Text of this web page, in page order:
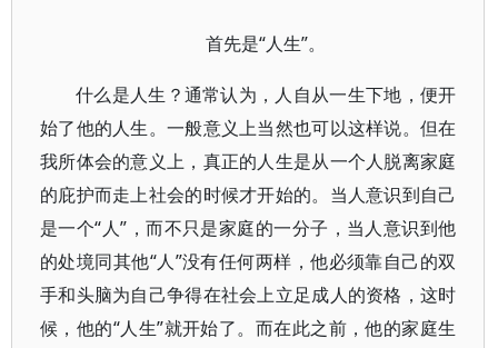
首先是“人生”。
什么是人生？通常认为，人自从一生下地，便开
始了他的人生。一般意义上当然也可以这样说。但在
我所体会的意义上，真正的人生是从一个人脱离家庭
的庇护而走上社会的时候才开始的。当人意识到自己
是一个“人”，而不只是家庭的一分子，当人意识到他
的处境同其他“人”没有任何两样，他必须靠自己的双
手和头脑为自己争得在社会上立足成人的资格，这时
候，他的“人生”就开始了。而在此之前，他的家庭生